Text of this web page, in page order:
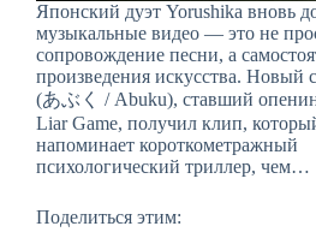
Японский дуэт Yorushika вновь
музыкальные видео — это не
сопровождение песни, а
произведения искусства. Новый
(あぶく / Abuku), ставший
Liar Game, получил клип,
напоминает короткометражный
психологический триллер, чем…
Поделиться этим: